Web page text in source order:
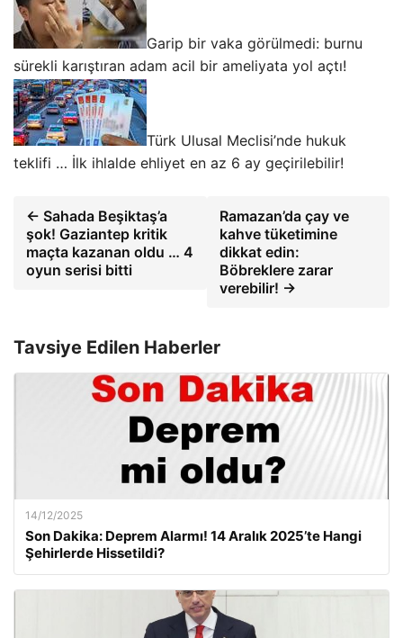
Garip bir vaka görülmedi: burnu
sürekli karıştıran adam acil bir ameliyata yol açtı!
Türk Ulusal Meclisi’nde hukuk
teklifi … İlk ihlalde ehliyet en az 6 ay geçirilebilir!
← Sahada Beşiktaş’a
şok! Gaziantep kritik
maçta kazanan oldu … 4
oyun serisi bitti
Ramazan’da çay ve
kahve tüketimine
dikkat edin:
Böbreklere zarar
verebilir! →
Tavsiye Edilen Haberler
14/12/2025
Son Dakika: Deprem Alarmı! 14 Aralık 2025’te Hangi
Şehirlerde Hissetildi?